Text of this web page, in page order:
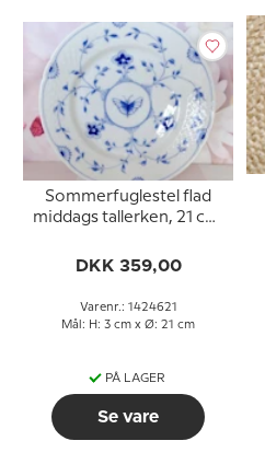
Sommerfuglestel flad
middags tallerken, 21 cm,
eller 621
DKK 359,00
Varenr.: 1424621
Mål: H: 3 cm x Ø: 21 cm
PÅ LAGER
Se vare